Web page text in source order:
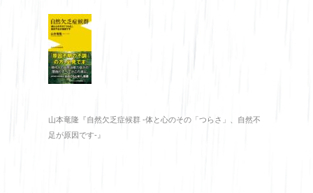
山本竜隆『自然欠乏症候群 -体と心のその「つらさ」、自然不
足が原因です-』